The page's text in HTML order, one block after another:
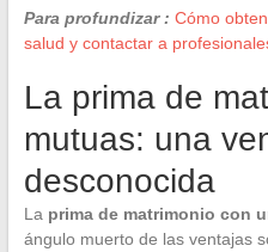
Para profundizar : Cómo
salud y contactar a
La prima de
mutuas: una
desconocida
La prima de matrimonio con
ángulo muerto de las ventajas